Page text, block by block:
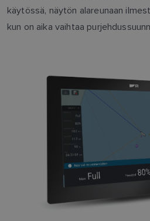
käytössä, näytön alareunaan
kun on aika vaihtaa